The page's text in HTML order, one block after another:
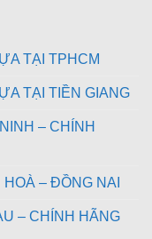
TẠI TPHCM
TẠI TIỀN GIANG
– CHÍNH
– ĐỒNG NAI
– CHÍNH HÃNG